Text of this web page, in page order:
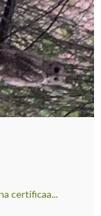
certificaa...